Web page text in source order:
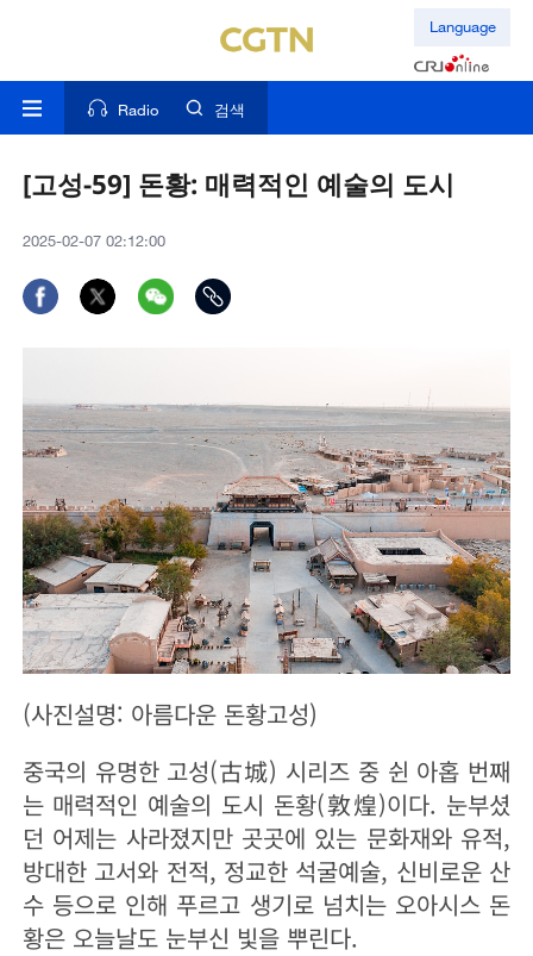
Language
Radio 검색
[고성-59] 돈황: 매력적인 예술의 도시
2025-02-07 02:12:00
(사진설명: 아름다운 돈황고성)
중국의 유명한 고성(古城) 시리즈 중 쉰 아홉 번째
는 매력적인 예술의 도시 돈황(敦煌)이다. 눈부셨
던 어제는 사라졌지만 곳곳에 있는 문화재와 유적,
방대한 고서와 전적, 정교한 석굴예술, 신비로운 산
수 등으로 인해 푸르고 생기로 넘치는 오아시스 돈
황은 오늘날도 눈부신 빛을 뿌린다.